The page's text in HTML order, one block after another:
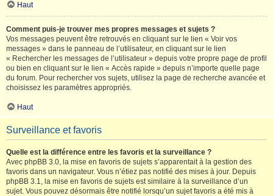
Haut
Comment puis-je trouver mes propres messages et sujets ?
Vos messages peuvent être retrouvés en cliquant sur le lien « Voir vos
messages » dans le panneau de l’utilisateur, en cliquant sur le lien
« Rechercher les messages de l’utilisateur » depuis votre propre page de profil
ou bien en cliquant sur le lien « Accès rapide » depuis n’importe quelle page
du forum. Pour rechercher vos sujets, utilisez la page de recherche avancée et
choisissez les paramètres appropriés.
Haut
Surveillance et favoris
Quelle est la différence entre les favoris et la surveillance ?
Avec phpBB 3.0, la mise en favoris de sujets s’apparentait à la gestion des
favoris dans un navigateur. Vous n’étiez pas notifié des mises à jour. Depuis
phpBB 3.1, la mise en favoris de sujets est similaire à la surveillance d’un
sujet. Vous pouvez désormais être notifié lorsqu’un sujet favoris a été mis à